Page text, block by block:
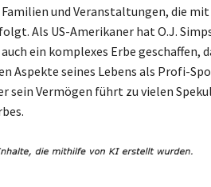
und Veranstaltungen, die mit
Als US-Amerikaner hat O.J.
ein komplexes Erbe geschaffen,
Aspekte seines Lebens als Profi-
sein Vermögen führt zu vielen